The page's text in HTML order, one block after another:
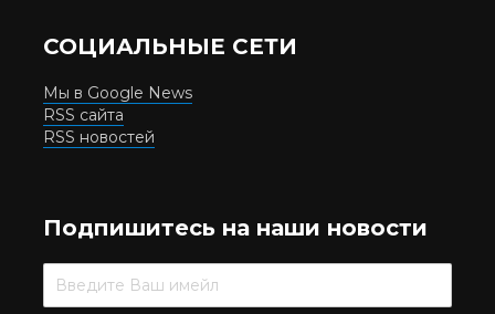
СОЦИАЛЬНЫЕ СЕТИ
Мы в Google News
RSS сайта
RSS новостей
Подпишитесь на наши новости